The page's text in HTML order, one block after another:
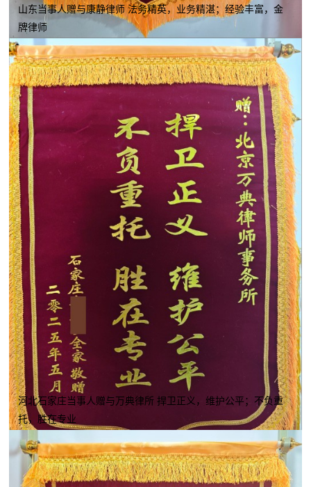
山东当事人赠与康静律师 法务精英，业务精湛；经验丰富，金
牌律师
河北石家庄当事人赠与万典律所 捍卫正义，维护公平；不负重
托，胜在专业